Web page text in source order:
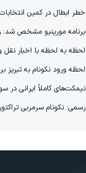
خطر ابطال در کمین
برنامه مورینیو مشخص شد: رئال با
لحظه به لحظه با اخبار نقل و
لحظه ورود نکونام به تبریز
نیمکت‌های کاملاً ایرانی
رسمی: نکونام سرمربی